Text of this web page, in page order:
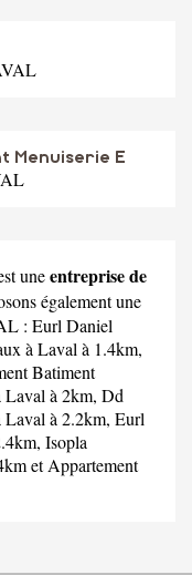
Menuiserie E
uneentreprise de
également une
: Eurl Daniel
à Laval à 1.4km,
Batiment
Laval à 2km, Dd
à 2.2km, Eurl
Isopla
etAppartement